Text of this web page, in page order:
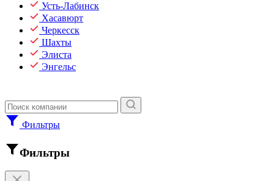
Усть-Лабинск
Хасавюрт
Черкесск
Шахты
Элиста
Энгельс
Фильтры
Фильтры